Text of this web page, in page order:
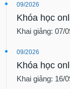
09/2026
Khóa học
Khai giảng: 07/
09/2026
Khóa học
Khai giảng: 16/